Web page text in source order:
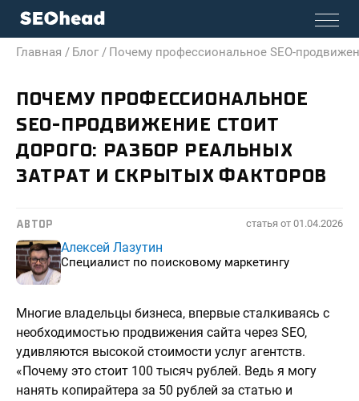
Главная / Блог / Почему профессиональное SEO-
ПОЧЕМУ ПРОФЕССИОНАЛЬНОЕ
SEO-ПРОДВИЖЕНИЕ СТОИТ
ДОРОГО: РАЗБОР РЕАЛЬНЫХ
ЗАТРАТ И СКРЫТЫХ ФАКТОРОВ
АВТОР статья от 01.04.2026
Алексей Лазутин
Специалист по поисковому маркетингу
Многие владельцы бизнеса, впервые сталкиваясь с
необходимостью продвижения сайта через SEO,
удивляются высокой стоимости услуг агентств.
«Почему это стоит 100 тысяч рублей. Ведь я могу
нанять копирайтера за 50 рублей за статью и